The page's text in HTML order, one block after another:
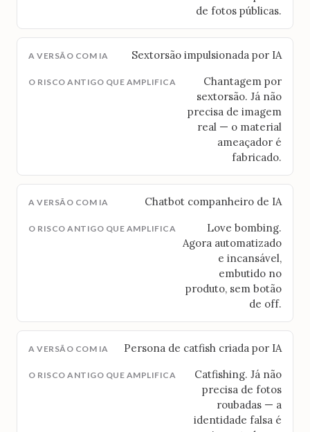
de fotos públicas.
Sextorsão impulsionada por IA
Chantagem por
sextorsão. Já não
precisa de imagem
real — o material
ameaçador é
fabricado.
Chatbot companheiro de IA
Love bombing.
Agora automatizado
e incansável,
embutido no
produto, sem botão
de off.
Persona de catfish criada por IA
Catfishing. Já não
precisa de fotos
roubadas — a
identidade falsa é